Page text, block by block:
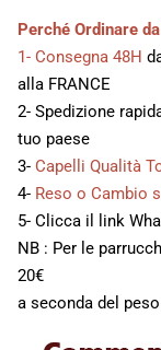
Perché Ordinare
1- Consegna 48H
alla FRANCE
2- Spedizione
tuo paese
3- Capelli Qualità
4- Reso o Cambio
5- Clicca il link
NB : Per le
20€
a seconda del